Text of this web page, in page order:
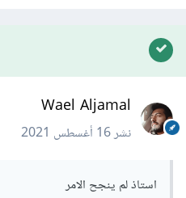
Wael Aljamal
نشر16 أغسطس 2021
استاذ لم ينجح الامر